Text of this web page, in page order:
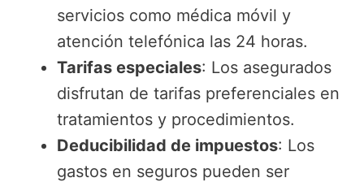
servicios como médica móvil y
atención telefónica las 24 horas.
Tarifas especiales: Los asegurados
disfrutan de tarifas preferenciales en
tratamientos y procedimientos.
Deducibilidad de impuestos: Los
gastos en seguros pueden ser